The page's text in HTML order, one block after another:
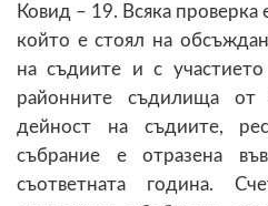
Ковид – 19. Всяка
който е стоял на
на съдиите и с
районните съдилища от
дейност на съдиите,
събрание е отразена
съответната година.